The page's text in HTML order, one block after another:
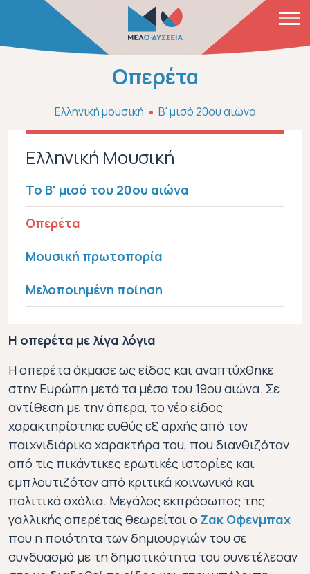
Παράκαμψη προς το κυρίως περιεχόμενο
Οπερέτα
Ελληνική μουσική Β' μισό 20ου αιώνα
Ελληνική Μουσική
Το Β' μισό του 20ου αιώνα
Οπερέτα
Μουσική πρωτοπορία
Μελοποιημένη ποίηση
Η οπερέτα με λίγα λόγια
Η οπερέτα άκμασε ως είδος και αναπτύχθηκε
στην Ευρώπη μετά τα μέσα του 19ου αιώνα. Σε
αντίθεση με την όπερα, το νέο είδος
χαρακτηρίστηκε ευθύς εξ αρχής από τον
παιχνιδιάρικο χαρακτήρα του, που διανθιζόταν
από τις πικάντικες ερωτικές ιστορίες και
εμπλουτιζόταν από κριτικά κοινωνικά και
πολιτικά σχόλια. Μεγάλος εκπρόσωπος της
γαλλικής οπερέτας θεωρείται ο Ζακ Οφενμπαχ
που η ποιότητα των δημιουργιών του σε
συνδυασμό με τη δημοτικότητα του συνετέλεσαν